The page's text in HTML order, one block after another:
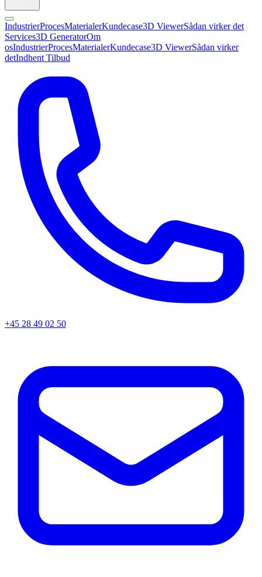
IndustrierProcesMaterialerKundecase3D ViewerSådan virker det
Services3D GeneratorOm
osIndustrierProcesMaterialerKundecase3D ViewerSådan virker
detIndhent Tilbud
+45 28 49 02 50